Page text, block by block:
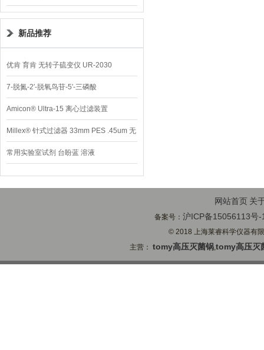
新品推荐
优肯 育肯 无转子硫变仪 UR-2030
7-脱氮-2′-脱氧鸟苷-5′-三磷酸
Amicon® Ultra-15 离心过滤装置
Millex® 针式过滤器 33mm PES .45um 无
菌
常用实验室试剂 台盼蓝 溶液
网站首页 关
备案号：沪ICP备15056113号-
© 2018 上海莱睿科学仪器有
主营：tomy高压灭菌锅,tomy高压灭